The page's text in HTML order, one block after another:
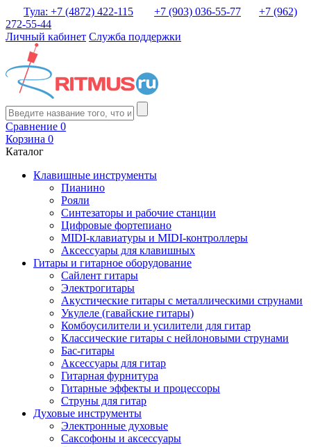
Тула: +7 (4872) 422-115 +7 (903) 036-55-77
+7 (962)
272-55-44
Личный кабинет Служба поддержки
Сравнение 0
Корзина 0
Каталог
Клавишные инструменты
Пианино
Рояли
Синтезаторы и рабочие станции
Цифровые фортепиано
MIDI-клавиатуры и MIDI-контроллеры
Аксессуары для клавишных
Гитары и гитарное оборудование
Сайлент гитары
Электрогитары
Акустические гитары с металлическими струнами
Укулеле (гавайские гитары)
Комбоусилители и усилители для гитар
Классические гитары с нейлоновыми струнами
Бас-гитары
Аксессуары для гитар
Гитарная фурнитура
Гитарные эффекты и процессоры
Струны для гитар
Духовые инструменты
Электронные духовые
Саксофоны и аксессуары